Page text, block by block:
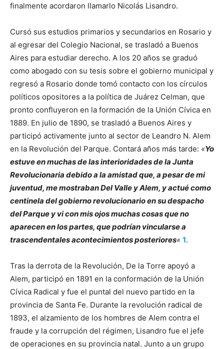
finalmente acordaron llamarlo Nicolás Lisandro.
Cursó sus estudios primarios y secundarios en Rosario y
al egresar del Colegio Nacional, se trasladó a Buenos
Aires para estudiar derecho. A los 20 años se graduó
como abogado con su tesis sobre el gobierno municipal y
regresó a Rosario donde tomó contacto con los círculos
políticos opositores a la política de Juárez Celman, que
pronto confluyeron en la formación de la Unión Cívica en
1889. En julio de 1890, se trasladó a Buenos Aires y
participó activamente junto al sector de Leandro N. Alem
en la Revolución del Parque. Contará años más tarde: «Yo
estuve en muchas de las interioridades de la Junta
Revolucionaria debido a la amistad que, a pesar de mi
juventud, me mostraban Del Valle y Alem, y actué como
centinela del gobierno revolucionario en su despacho
del Parque y vi con mis ojos muchas cosas que no
aparecen en los partes, que podrían vincularse a
trascendentales acontecimientos posteriores« 1.
Tras la derrota de la Revolución, De la Torre apoyó a
Alem, participó en 1891 en la conformación de la Unión
Cívica Radical y fue el puntal del nuevo partido en la
provincia de Santa Fe. Durante la revolución radical de
1893, el alzamiento de los hombres de Alem contra el
fraude y la corrupción del régimen, Lisandro fue el jefe
de operaciones en su provincia natal. Junto a un grupo